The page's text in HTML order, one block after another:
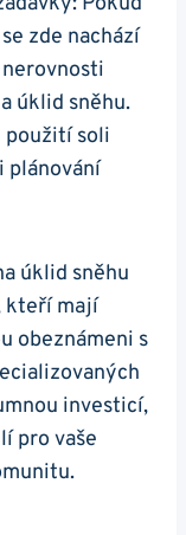
zde nachází
úklid sněhu.
použití soli
plánování
úklid sněhu
kteří mají
obeznámeni s
investicí,
pro vaše